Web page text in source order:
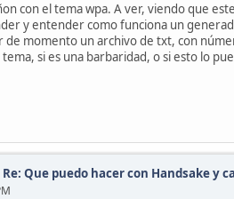
con el tema wpa. A ver, viendo que
y entender como funciona un
de momento un archivo de txt, con
si es una barbaridad, o si esto lo
Re: Que puedo hacer con Handsake y